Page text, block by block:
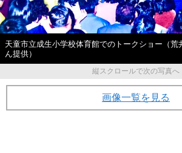
天童市立成生小学校体育館でのトークショー（荒
ん提供）
縦スクロールで次の写真へ
画像一覧を見る